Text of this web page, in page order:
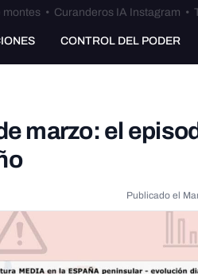
montes• Curanderos IA Instagram •
CONTROL DEL PODER
marzo: el
Publicado el